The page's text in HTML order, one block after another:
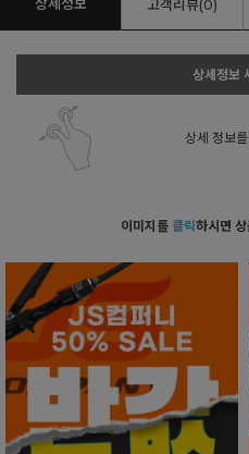
고객리뷰(0)
상세정보
상세 정보
이미지를 클릭하시면